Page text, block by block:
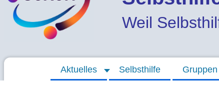
Weil
Aktuelles Selbsthilfe